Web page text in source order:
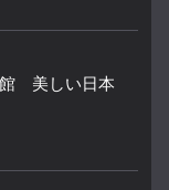
美しい日本